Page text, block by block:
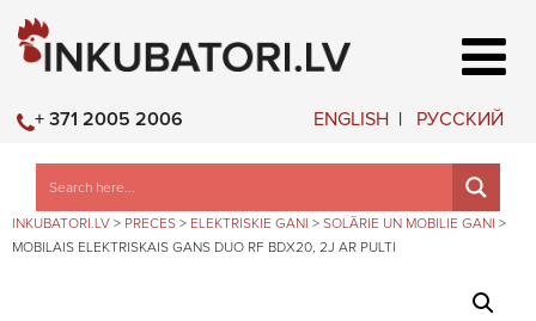
ENGLISH РУССКИЙ
+ 371 2005 2006
INKUBATORI.LV > PRECES > ELEKTRISKIE GANI > SOLĀRIE UN MOBILIE GANI >
MOBILAIS ELEKTRISKAIS GANS DUO RF BDX20, 2J AR PULTI